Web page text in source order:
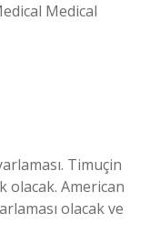
Medical
Timuçin
olacak. American
olacak ve